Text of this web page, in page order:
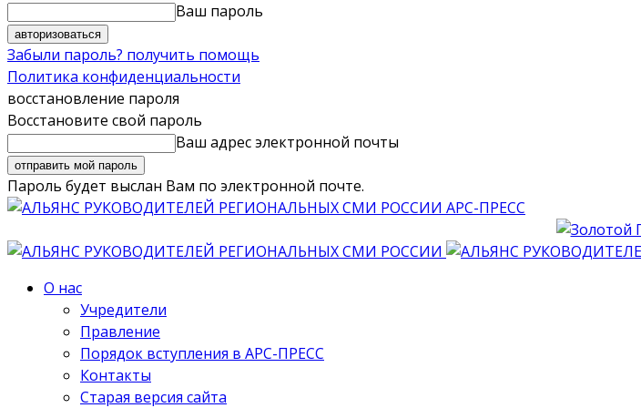
Ваш пароль
Забыли пароль? получить помощь
Политика конфиденциальности
восстановление пароля
Восстановите свой пароль
Ваш адрес электронной почты
Пароль будет выслан Вам по электронной почте.
АРС-ПРЕСС
О нас
Учредители
Правление
Порядок вступления в АРС-ПРЕСС
Контакты
Старая версия сайта